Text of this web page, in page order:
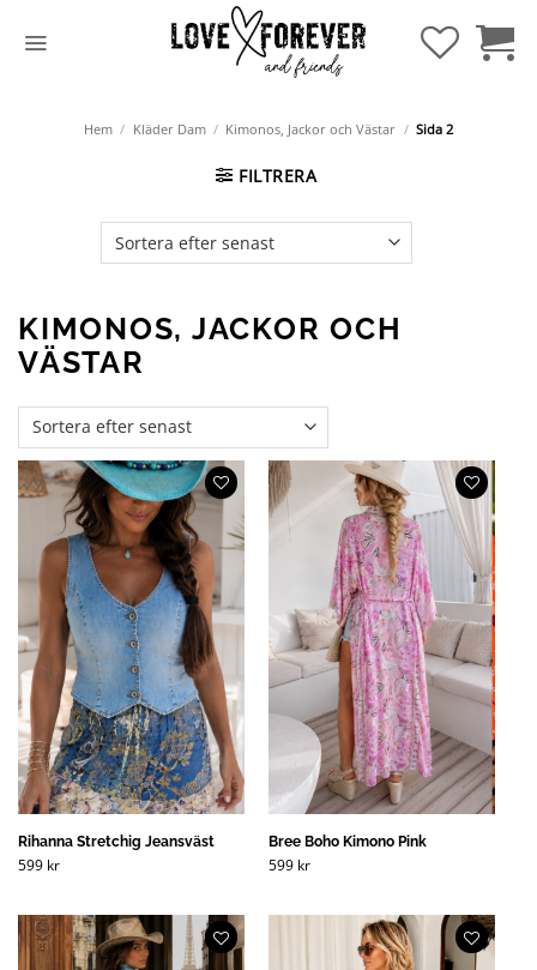
Hem / Kläder Dam / Kimonos, Jackor och Västar / Sida 2
FILTRERA
KIMONOS, JACKOR OCH
VÄSTAR
Rihanna Stretchig Jeansväst
599 kr
Bree Boho Kimono Pink
599 kr